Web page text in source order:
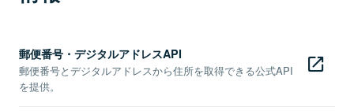
郵便番号・デジタルアドレスAPI
郵便番号とデジタルアドレスから住所を取得できる公式API
を提供。